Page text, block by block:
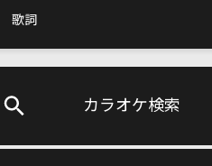
歌詞
カラオケ検索